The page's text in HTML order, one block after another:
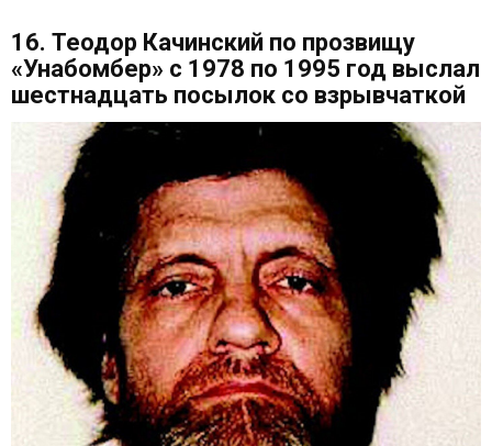
16. Теодор Качинский по прозвищу
«Унабомбер» с 1978 по 1995 год выслал
шестнадцать посылок со взрывчаткой